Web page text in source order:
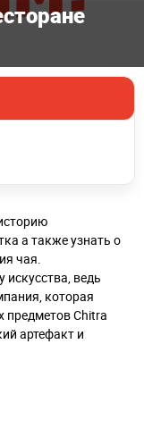
а также узнать о
чая.
ведь
которая
предметов Chitra
артефакт и